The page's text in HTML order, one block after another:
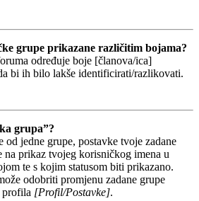
grupe prikazane različitim bojama?
određuje boje [članova/ica]
bi ih bilo lakše identificirati/razlikovati.
grupa”?
od jedne grupe, postavke tvoje zadane
na prikaz tvojeg korisničkog imena u
te s kojim statusom biti prikazano.
odobriti promjenu zadane grupe
[Profil/Postavke].